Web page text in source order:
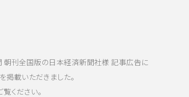
朝刊全国版の日本経済新聞社様 記事広告に
掲載いただきました。
ください。